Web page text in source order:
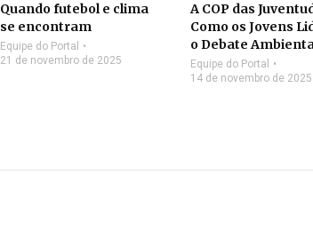
Quando futebol e clima
se encontram
Equipe do Portal
21 de novembro de 2025
A COP das
Como os Jovens
o Debate
Equipe do Portal
14 de novembro de 2025